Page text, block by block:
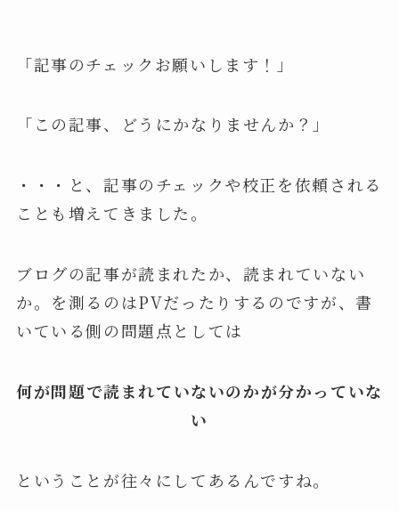
「記事のチェックお願いします！」
「この記事、どうにかなりませんか？」
・・・と、記事のチェックや校正を依頼される
ことも増えてきました。
ブログの記事が読まれたか、読まれていない
か。を測るのはPVだったりするのですが、書
いている側の問題点としては
何が問題で読まれていないのかが分かっていな
い
ということが往々にしてあるんですね。